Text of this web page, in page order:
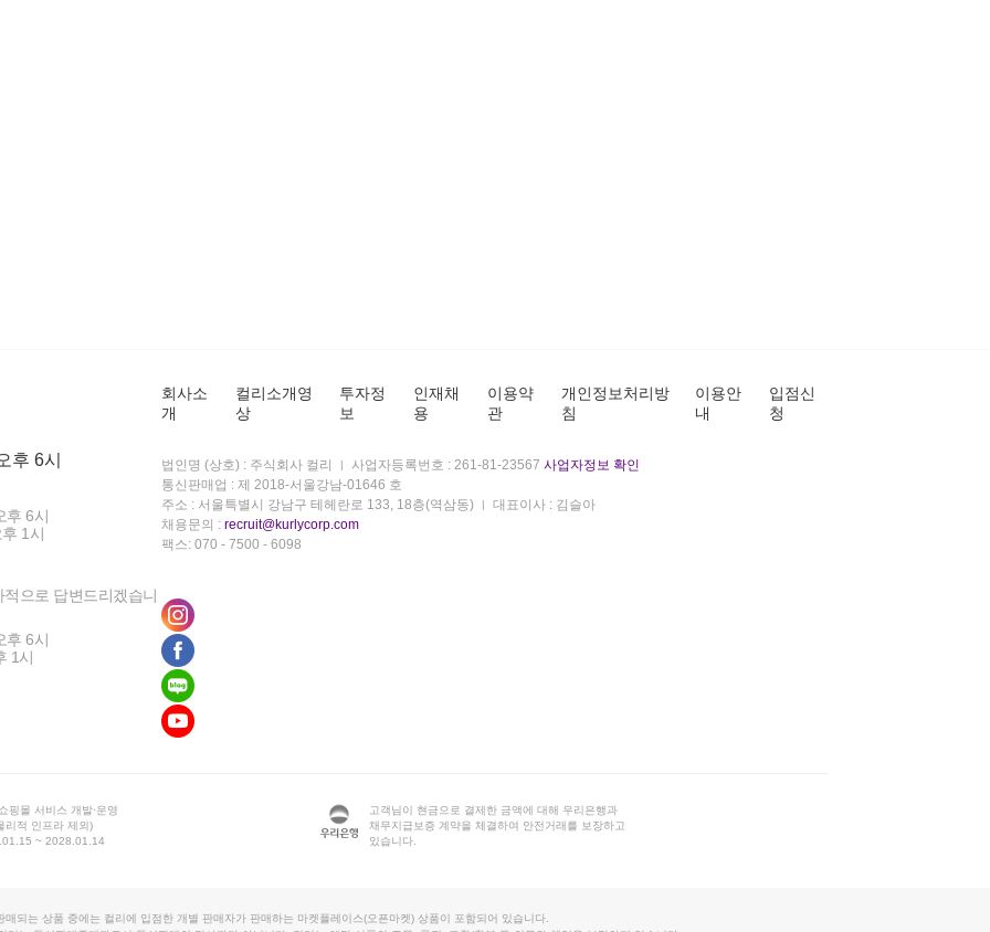
후 6시
후 6시
1시
으로 답변드리겠습니
후 6시
1시
회사소
개
컬리소개영
상
투자정
보
인재채
용
이용약
관
개인정보처리방
침
이용안
내
입점신
청
법인명 (상호) : 주식회사 컬리 사업자등록번호 : 261-81-23567 사업자정보 확인
통신판매업 : 제 2018-서울강남-01646 호
주소 : 서울특별시 강남구 테헤란로 133, 18층(역삼동)
대표이사 : 김슬아
채용문의 : recruit@kurlycorp.com
팩스: 070 - 7500 - 6098
핑몰 서비스 개발·운영
리적 인프라 제외)
~ 2028.01.14
고객님이 현금으로 결제한 금액에 대해 우리은행과
채무지급보증 계약을 체결하여 안전거래를 보장하고
있습니다.
매되는 상품 중에는 컬리에 입점한 개별 판매자가 판매하는 마켓플레이스(오픈마켓) 상품이 포함되어 있습니다.